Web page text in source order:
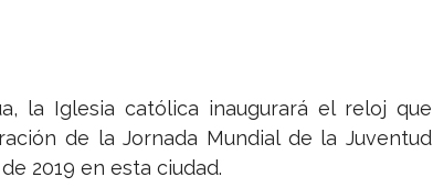
la Iglesia católica inaugurará el reloj que
de la Jornada Mundial de la Juventud
2019 en esta ciudad.